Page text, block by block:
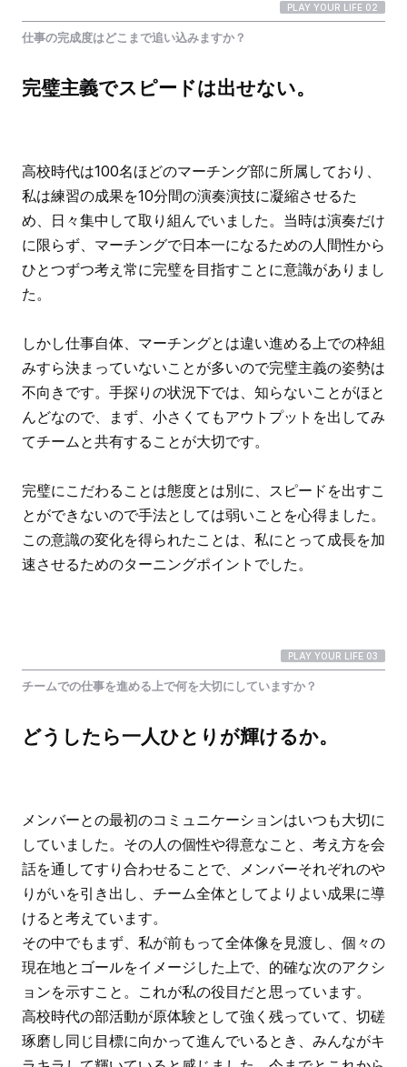
PLAY YOUR LIFE 02
仕事の完成度はどこまで追い込みますか？
完璧主義でスピードは出せない。
高校時代は100名ほどのマーチング部に所属しており、
私は練習の成果を10分間の演奏演技に凝縮させるた
め、日々集中して取り組んでいました。当時は演奏だけ
に限らず、マーチングで日本一になるための人間性から
ひとつずつ考え常に完璧を目指すことに意識がありまし
た。
しかし仕事自体、マーチングとは違い進める上での枠組
みすら決まっていないことが多いので完璧主義の姿勢は
不向きです。手探りの状況下では、知らないことがほと
んどなので、まず、小さくてもアウトプットを出してみ
てチームと共有することが大切です。
完璧にこだわることは態度とは別に、スピードを出すこ
とができないので手法としては弱いことを心得ました。
この意識の変化を得られたことは、私にとって成長を加
速させるためのターニングポイントでした。
PLAY YOUR LIFE 03
チームでの仕事を進める上で何を大切にしていますか？
どうしたら一人ひとりが輝けるか。
メンバーとの最初のコミュニケーションはいつも大切に
していました。その人の個性や得意なこと、考え方を会
話を通してすり合わせることで、メンバーそれぞれのや
りがいを引き出し、チーム全体としてよりよい成果に導
けると考えています。
その中でもまず、私が前もって全体像を見渡し、個々の
現在地とゴールをイメージした上で、的確な次のアクシ
ョンを示すこと。これが私の役目だと思っています。
高校時代の部活動が原体験として強く残っていて、切磋
琢磨し同じ目標に向かって進んでいるとき、みんながキ